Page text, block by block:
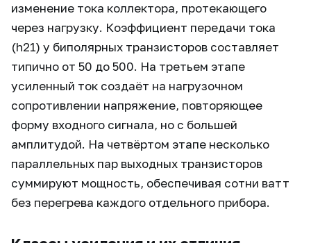
изменение тока коллектора, протекающего
через нагрузку. Коэффициент передачи тока
(h21) у биполярных транзисторов составляет
типично от 50 до 500. На третьем этапе
усиленный ток создаёт на нагрузочном
сопротивлении напряжение, повторяющее
форму входного сигнала, но с большей
амплитудой. На четвёртом этапе несколько
параллельных пар выходных транзисторов
суммируют мощность, обеспечивая сотни ватт
без перегрева каждого отдельного прибора.